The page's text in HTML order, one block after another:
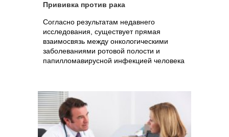
Прививка против рака
Согласно результатам недавнего
исследования, существует прямая
взаимосвязь между онкологическими
заболеваниями ротовой полости и
папилломавирусной инфекцией человека